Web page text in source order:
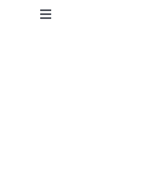
Toggle